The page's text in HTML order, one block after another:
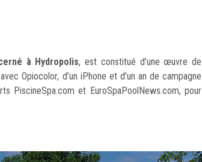
à Hydropolis, est constitué d’une œuvre de
Opiocolor, d’un iPhone et d’un an de campagne
PiscineSpa.com et EuroSpaPoolNews.com, pour